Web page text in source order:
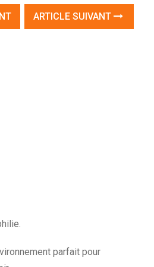
ARTICLE SUIVANT
parfait pour